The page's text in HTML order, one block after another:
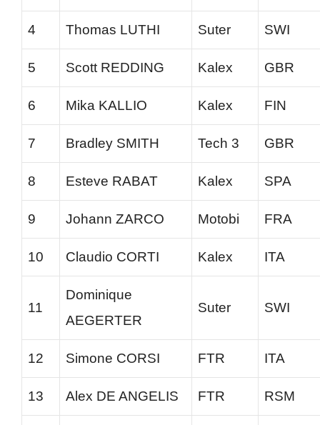
4 Thomas LUTHI Suter SWI
5 Scott REDDING Kalex GBR
6 Mika KALLIO Kalex FIN
7 Bradley SMITH Tech 3 GBR
8 Esteve RABAT Kalex SPA
9 Johann ZARCO Motobi FRA
10 Claudio CORTI Kalex ITA
11
Dominique
AEGERTER
Suter SWI
12 Simone CORSI FTR ITA
13 Alex DE ANGELIS FTR RSM